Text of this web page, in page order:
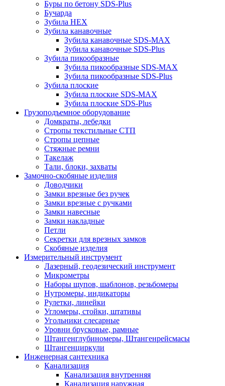
Буры по бетону SDS-Plus
Бучарда
Зубила HEX
Зубила канавочные
Зубила канавочные SDS-MAX
Зубила канавочные SDS-Plus
Зубила пикообразные
Зубила пикообразные SDS-MAX
Зубила пикообразные SDS-Plus
Зубила плоские
Зубила плоские SDS-MAX
Зубила плоские SDS-Plus
Грузоподъемное оборудование
Домкраты, лебедки
Стропы текстильные СТП
Стропы цепные
Стяжные ремни
Такелаж
Тали, блоки, захваты
Замочно-скобяные изделия
Доводчики
Замки врезные без ручек
Замки врезные с ручками
Замки навесные
Замки накладные
Петли
Секретки для врезных замков
Скобяные изделия
Измерительный инструмент
Лазерный, геодезический инструмент
Микрометры
Наборы щупов, шаблонов, резьбомеры
Нутромеры, индикаторы
Рулетки, линейки
Угломеры, стойки, штативы
Угольники слесарные
Уровни брусковые, рамные
Штангенглубиномеры, Штангенрейсмасы
Штангенциркули
Инженерная сантехника
Канализация
Канализация внутренняя
Канализация наружная